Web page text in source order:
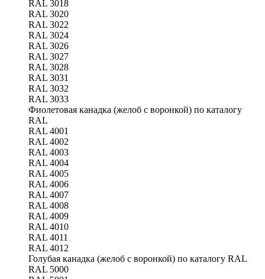
RAL 3018
RAL 3020
RAL 3022
RAL 3024
RAL 3026
RAL 3027
RAL 3028
RAL 3031
RAL 3032
RAL 3033
Фиолетовая канадка (желоб с воронкой) по каталогу
RAL
RAL 4001
RAL 4002
RAL 4003
RAL 4004
RAL 4005
RAL 4006
RAL 4007
RAL 4008
RAL 4009
RAL 4010
RAL 4011
RAL 4012
Голубая канадка (желоб с воронкой) по каталогу RAL
RAL 5000